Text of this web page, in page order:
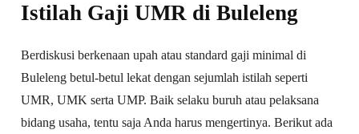
Istilah Gaji UMR di Buleleng
Berdiskusi berkenaan upah atau standard gaji minimal di
Buleleng betul-betul lekat dengan sejumlah istilah seperti
UMR, UMK serta UMP. Baik selaku buruh atau pelaksana
bidang usaha, tentu saja Anda harus mengertinya. Berikut ada